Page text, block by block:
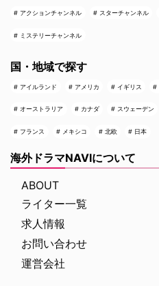
アクションチャンネル スターチャンネル
ミステリーチャンネル
国・地域で探す
アイルランド アメリカ イギリス
オーストラリア カナダ スウェーデン
フランス メキシコ 北欧 日本
海外ドラマNAVIについて
ABOUT
ライター一覧
求人情報
お問い合わせ
運営会社